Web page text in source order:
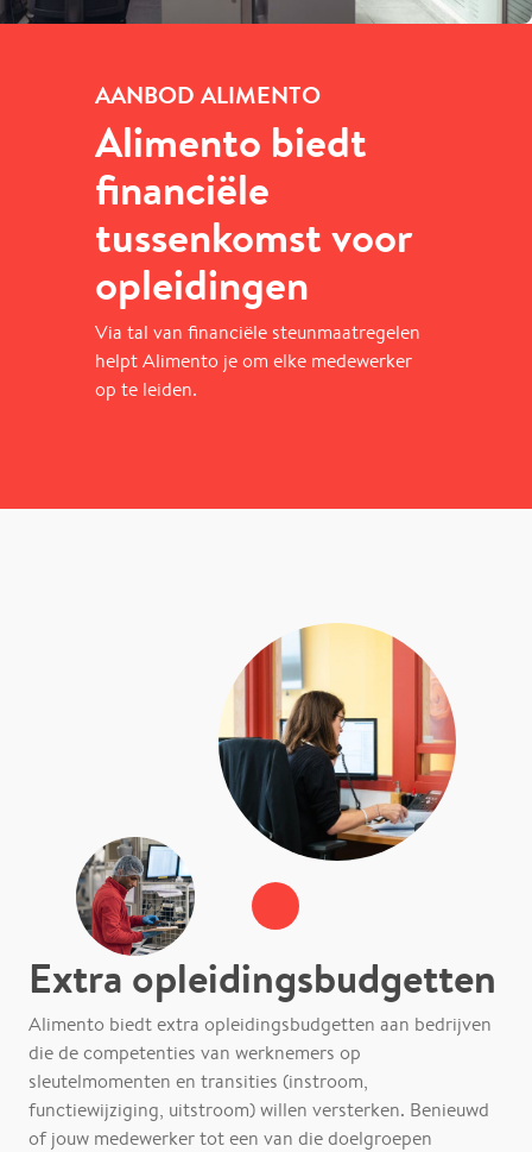
Alimento biedt
financiële
tussenkomst voor
opleidingen
AANBOD ALIMENTO
Via tal van financiële steunmaatregelen
helpt Alimento je om elke medewerker
op te leiden.
Extra opleidingsbudgetten
Alimento biedt extra opleidingsbudgetten aan bedrijven
die de competenties van werknemers op
sleutelmomenten en transities (instroom,
functiewijziging, uitstroom) willen versterken. Benieuwd
of jouw medewerker tot een van die doelgroepen